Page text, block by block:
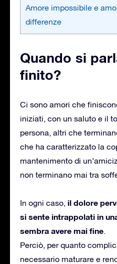
Amore impossibile e
differenze
Quando si
finito?
Ci sono amori che
iniziati, con un saluto e il
persona, altri che
che ha caratterizzato la
mantenimento di
non terminano mai tra
In ogni caso, il dolore
si sente intrappolati in
sembra avere mai fine.
Perciò, per quanto
necessario maturare e